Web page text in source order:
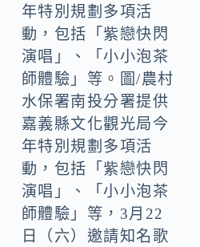
年特別規劃多項活
動，包括「紫戀快閃
演唱」、「小小泡茶
師體驗」等。圖/農村
水保署南投分署提供
嘉義縣文化觀光局今
年特別規劃多項活
動，包括「紫戀快閃
演唱」、「小小泡茶
師體驗」等，3月22
日（六）邀請知名歌